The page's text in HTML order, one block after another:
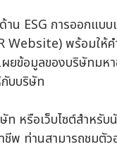
ESG การออกแบบ
พร้อมให้ค
ผยข้อมูลของบริษัทมห
บบริษัท
ท หรือเว็บไซต์สำหรั
พ ท่านสามารถชมตัว